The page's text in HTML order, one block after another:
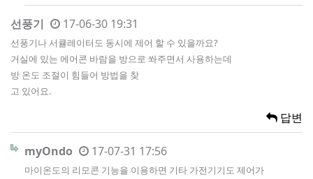
선풍기 17-06-30 19:31
선풍기나 서큘레이터도 동시에 제어 할 수 있을까요?
거실에 있는 에어콘 바람을 방으로 쏴주면서 사용하는데
방 온도 조절이 힘들어 방법을 찾
고 있어요.
답변
myOndo 17-07-31 17:56
마이온도의 리모콘 기능을 이용하면 기타 가전기기도 제어가